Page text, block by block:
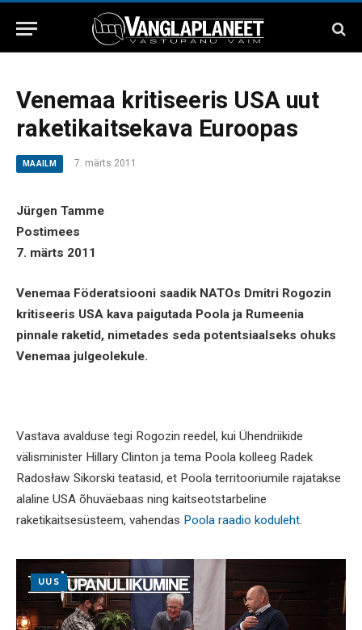
Venemaa kritiseeris USA uut
raketikaitsekava Euroopas
MAAILM 7. märts 2011
Jürgen Tamme
Postimees
7. märts 2011
Venemaa Föderatsiooni saadik NATOs Dmitri Rogozin
kritiseeris USA kava paigutada Poola ja Rumeenia
pinnale raketid, nimetades seda potentsiaalseks ohuks
Venemaa julgeolekule.
Vastava avalduse tegi Rogozin reedel, kui Ühendriikide
välisminister Hillary Clinton ja tema Poola kolleeg Radek
Radosław Sikorski teatasid, et Poola territooriumile rajatakse
alaline USA õhuväebaas ning kaitseotstarbeline
raketikaitsesüsteem, vahendas Poola raadio koduleht.
UUS